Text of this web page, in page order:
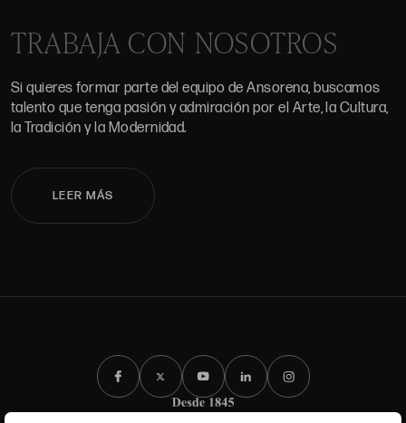
TRABAJA CON NOSOTROS
Si quieres formar parte del equipo de Ansorena, buscamos
talento que tenga pasión y admiración por el Arte, la Cultura,
la Tradición y la Modernidad.
LEER MÁS